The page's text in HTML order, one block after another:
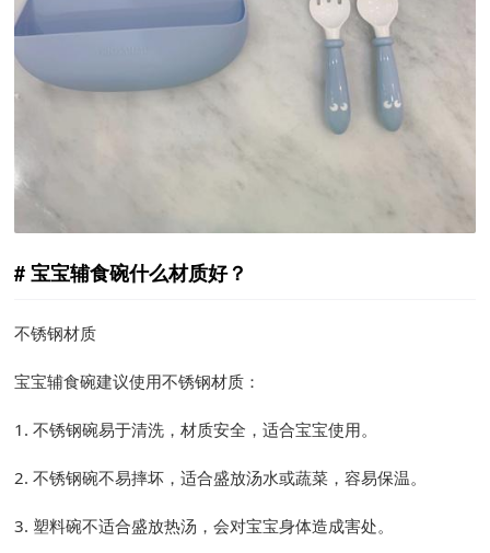
宝宝辅食碗什么材质好？
不锈钢材质
宝宝辅食碗建议使用不锈钢材质：
1. 不锈钢碗易于清洗，材质安全，适合宝宝使用。
2. 不锈钢碗不易摔坏，适合盛放汤水或蔬菜，容易保温。
3. 塑料碗不适合盛放热汤，会对宝宝身体造成害处。